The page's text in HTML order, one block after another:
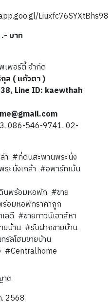
Liuxfc76SYXtBhs98
บาท
เพอร์ตี้ จำกัด
ล ( แก้วตา )
Line ID: kaewthah
086-546-9741, 02-
า #ที่ดินสะพานพระนั่ง
ระนั่งเกล้า #อพาร์ทเม้น
พร้อมหอพัก #ขาย
อมหอพักราคาถูก
ดี #ขายทาวน์เฮาส์หา
ยบ้าน #รับฝากขายบ้าน
รัลโฮมขายบ้าน
#Centralhome
ต
2568